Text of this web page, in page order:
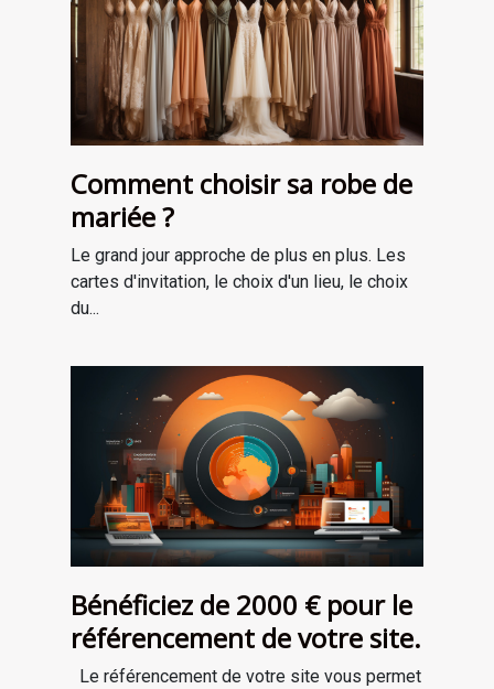
Comment choisir sa robe de
mariée ?
Le grand jour approche de plus en plus. Les
cartes d'invitation, le choix d'un lieu, le choix
du...
Bénéficiez de 2000 € pour le
référencement de votre site.
Le référencement de votre site vous permet